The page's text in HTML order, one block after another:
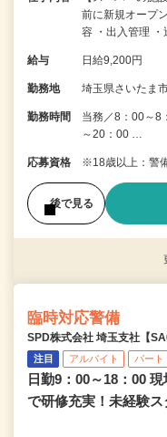
前に新規オープ
容 ・出入管理
給与 日給9,200円
勤務地 埼玉県さいたま
勤務時間
当務／8：00～8
～20：00 …
応募資格 ※18歳以上：警
後で見る
臨時対応警備
SPD株式会社 埼玉支社【
注目 アルバイト パート
日勤9：00～18：00
で研修充実！未経験ス